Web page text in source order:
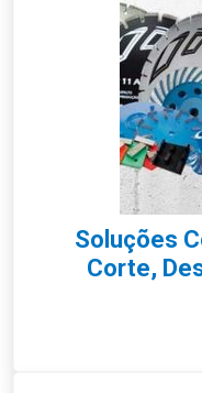
Soluções
Corte,